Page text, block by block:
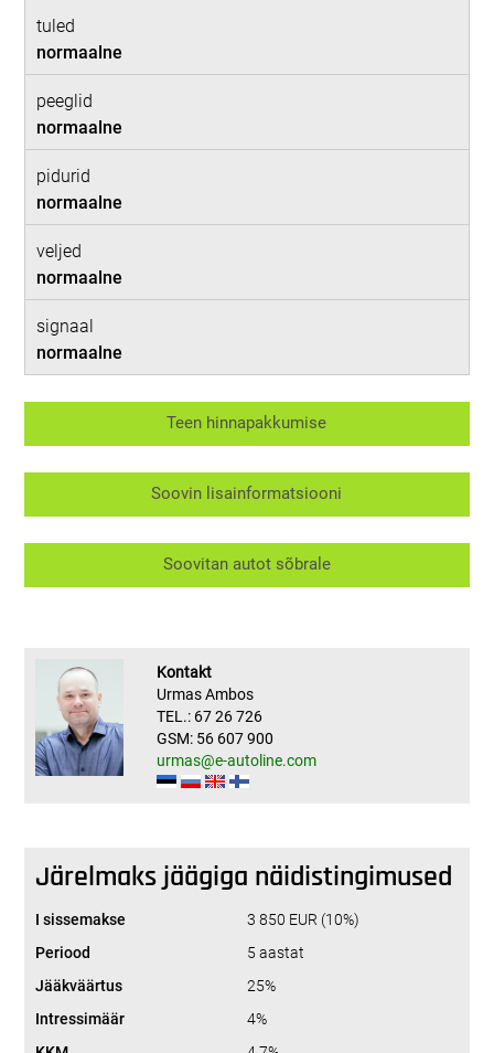
tuled
normaalne
peeglid
normaalne
pidurid
normaalne
veljed
normaalne
signaal
normaalne
Teen hinnapakkumise
Soovin lisainformatsiooni
Soovitan autot sõbrale
Kontakt
Urmas Ambos
TEL.: 67 26 726
GSM: 56 607 900
urmas@e-autoline.com
Järelmaks jäägiga näidistingimused
I sissemakse
3 850 EUR (10%)
Periood
5 aastat
Jääkväärtus
25%
Intressimäär
4%